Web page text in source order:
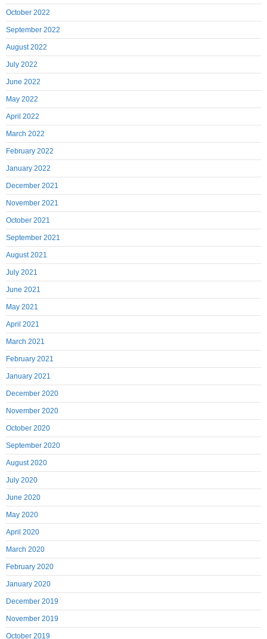
October 2022
September 2022
August 2022
July 2022
June 2022
May 2022
April 2022
March 2022
February 2022
January 2022
December 2021
November 2021
October 2021
September 2021
August 2021
July 2021
June 2021
May 2021
April 2021
March 2021
February 2021
January 2021
December 2020
November 2020
October 2020
September 2020
August 2020
July 2020
June 2020
May 2020
April 2020
March 2020
February 2020
January 2020
December 2019
November 2019
October 2019